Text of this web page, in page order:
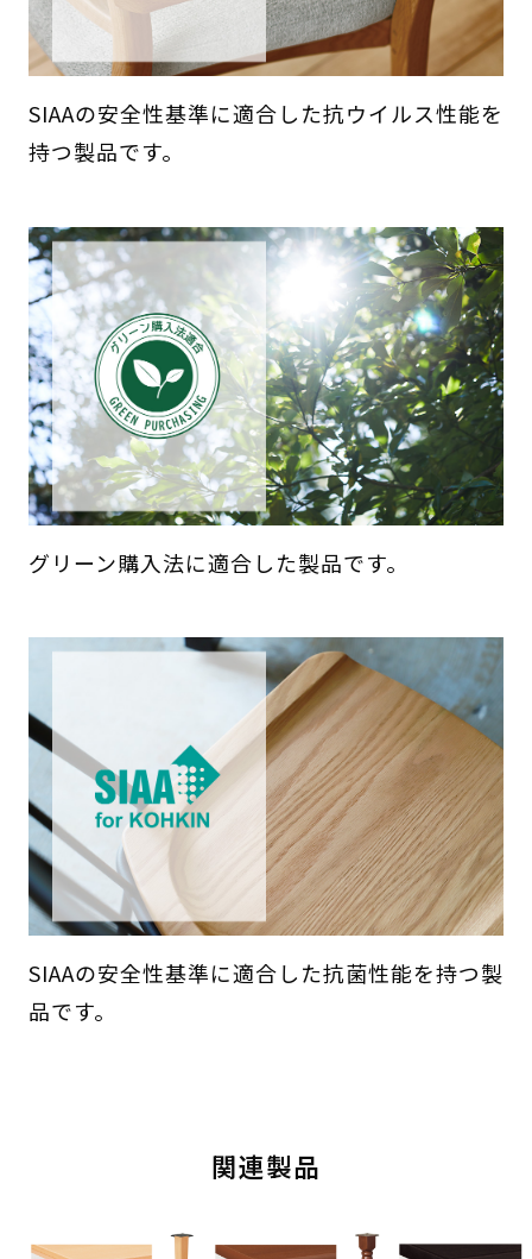
SIAAの安全性基準に適合した抗ウイルス性能を
持つ製品です。
グリーン購入法に適合した製品です。
SIAAの安全性基準に適合した抗菌性能を持つ製
品です。
関連製品